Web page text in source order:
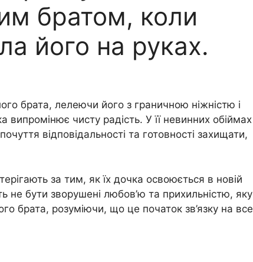
братом, коли
його на руках.
брата, лелеючи його з граничною ніжністю і
випромінює чисту радість. У її невинних обіймах
відповідальності та готовності захищати,
за тим, як їх дочка освоюється в новій
не бути зворушені любов’ю та прихильністю, яку
брата, розуміючи, що це початок зв’язку на все